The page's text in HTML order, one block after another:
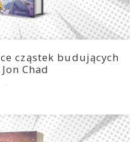
cząstek budujących
Chad